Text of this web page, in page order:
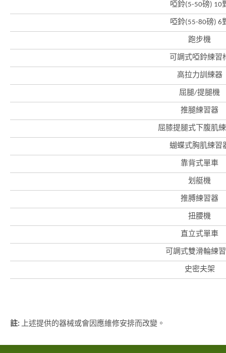
啞鈴(5-50磅) 10
啞鈴(55-80磅) 6
跑步機
可調式啞鈴練習
高拉力訓練器
屈腿/提腿機
推腿練習器
屈膝提腿式下腹肌
蝴蝶式胸肌練習
靠背式單車
划艇機
推膊練習器
扭腰機
直立式單車
可調式雙滑輪練
史密夫架
註: 上述提供的器械或會因應維修安排而改變。